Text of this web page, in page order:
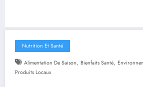
Nutrition Et Santé
Alimentation De Saison, Bienfaits Santé,
Produits Locaux